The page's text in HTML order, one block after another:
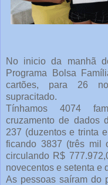
No inicio da manhã
Programa Bolsa
cartões, para 26
supracitado.
Tínhamos 4074
cruzamento de dados
237 (duzentos e trinta
ficando 3837 (três mil
circulando R$
novecentos e setenta e
As pessoas saíram do